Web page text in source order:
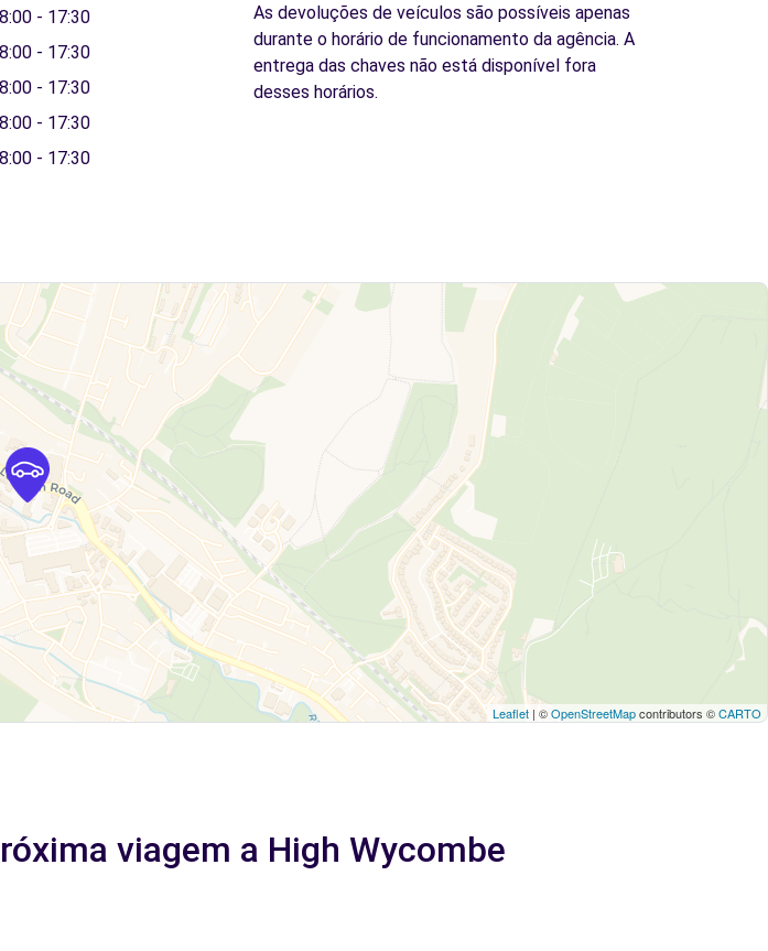
- 17:30
- 17:30
- 17:30
- 17:30
- 17:30
As devoluções de veículos são possíveis apenas
durante o horário de funcionamento da agência. A
entrega das chaves não está disponível fora
desses horários.
Leaflet | ©OpenStreetMapcontributors ©CARTO
viagem a High Wycombe